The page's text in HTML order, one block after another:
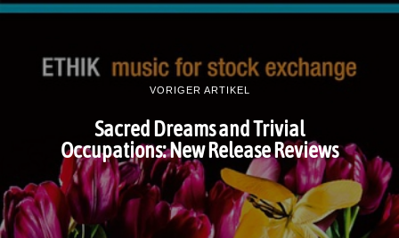
VORIGER ARTIKEL
Sacred Dreams and Trivial
Occupations: New Release Reviews